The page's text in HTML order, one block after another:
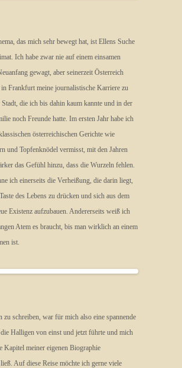
das mich sehr bewegt hat, ist Ellens Suche
Ich habe zwar nie auf einem einsamen
gewagt, aber seinerzeit Österreich
in Frankfurt meine journalistische Karriere zu
Stadt, die ich bis dahin kaum kannte und in der
noch Freunde hatte. Im ersten Jahr habe ich
österreichischen Gerichte wie
und Topfenknödel vermisst, mit den Jahren
das Gefühl hinzu, dass die Wurzeln fehlen.
ich einerseits die Verheißung, die darin liegt,
des Lebens zu drücken und sich aus dem
Existenz aufzubauen. Andererseits weiß ich
Atem es braucht, bis man wirklich an einem
ist.
zu schreiben, war für mich also eine spannende
Halligen von einst und jetzt führte und mich
Kapitel meiner eigenen Biographie
Auf diese Reise möchte ich gerne viele